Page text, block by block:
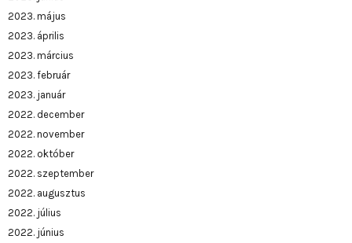
2023. május
2023. április
2023. március
2023. február
2023. január
2022. december
2022. november
2022. október
2022. szeptember
2022. augusztus
2022. július
2022. június